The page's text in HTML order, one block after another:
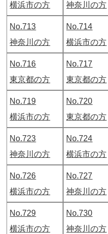
横浜市の方
神奈川の方
No.713
神奈川の方
No.714
横浜市の方
No.716
東京都の方
No.717
東京都の方
No.719
横浜市の方
No.720
東京都の方
No.723
神奈川の方
No.724
横浜市の方
No.726
横浜市の方
No.727
神奈川の方
No.729
横浜市の方
No.730
神奈川の方